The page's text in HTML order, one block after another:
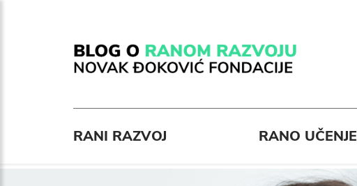
RANI RAZVOJ RANO UČENJE